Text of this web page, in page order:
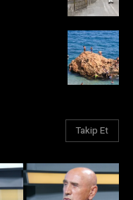
Takip Et